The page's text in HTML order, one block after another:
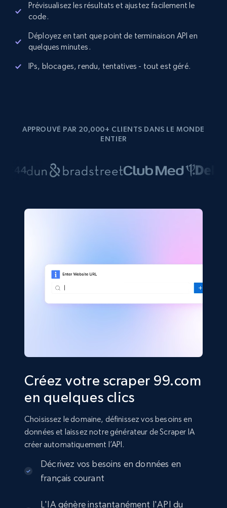
Prévisualisez les résultats et ajustez facilement le
code.
Déployez en tant que point de terminaison API en
quelques minutes.
IPs, blocages, rendu, tentatives - tout est géré.
APPROUVÉ PAR 20,000+ CLIENTS DANS LE MONDE
ENTIER
Créez votre scraper 99.com
en quelques clics
Choisissez le domaine, définissez vos besoins en
données et laissez notre générateur de Scraper IA
créer automatiquement l’API.
Décrivez vos besoins en données en
français courant
L'IA génère instantanément l'API du